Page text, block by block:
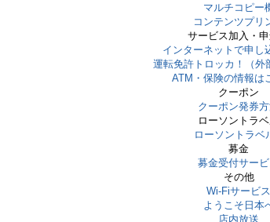
マルチコピー
コンテンツプリ
サービス加入・
インターネットで申し
運転免許トロッカ！（外
ATM・保険の情報は
クーポン
クーポン発券
ローソントラ
ローソントラベ
募金
募金受付サー
その他
Wi-Fiサービス
ようこそ日本
店内放送